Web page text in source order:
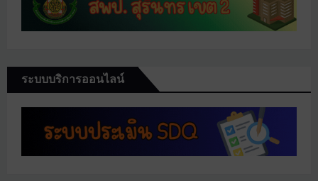
ระบบบริการออนไลน์